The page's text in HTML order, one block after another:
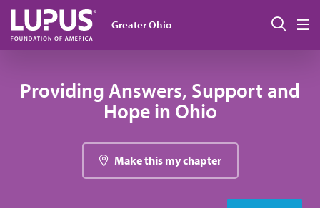
Pasar al contenido principal
Greater Ohio
Providing Answers, Support and
Hope in Ohio
Make this my chapter